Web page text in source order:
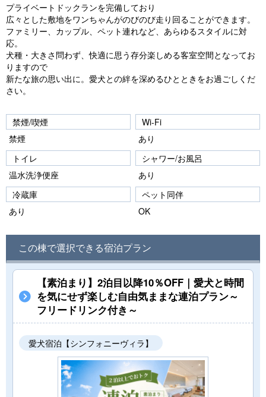
プライベートドックランを完備しており
広々とした敷地をワンちゃんがのびのび走り回ることができます。
ファミリー、カップル、ペット連れなど、あらゆるスタイルに対
応。
犬種・大きさ問わず、快適に思う存分楽しめる客室空間となってお
りますので
新たな旅の思い出に。愛犬との絆を深めるひとときをお過ごしくだ
さい。
禁煙/喫煙
禁煙
Wi-Fi
あり
トイレ
温水洗浄便座
シャワー/お風呂
あり
冷蔵庫
あり
ペット同伴
OK
この棟で選択できる宿泊プラン
【素泊まり】2泊目以降10％OFF｜愛犬と時間
を気にせず楽しむ自由気ままな連泊プラン～
フリードリンク付き～
愛犬宿泊【シンフォニーヴィラ】